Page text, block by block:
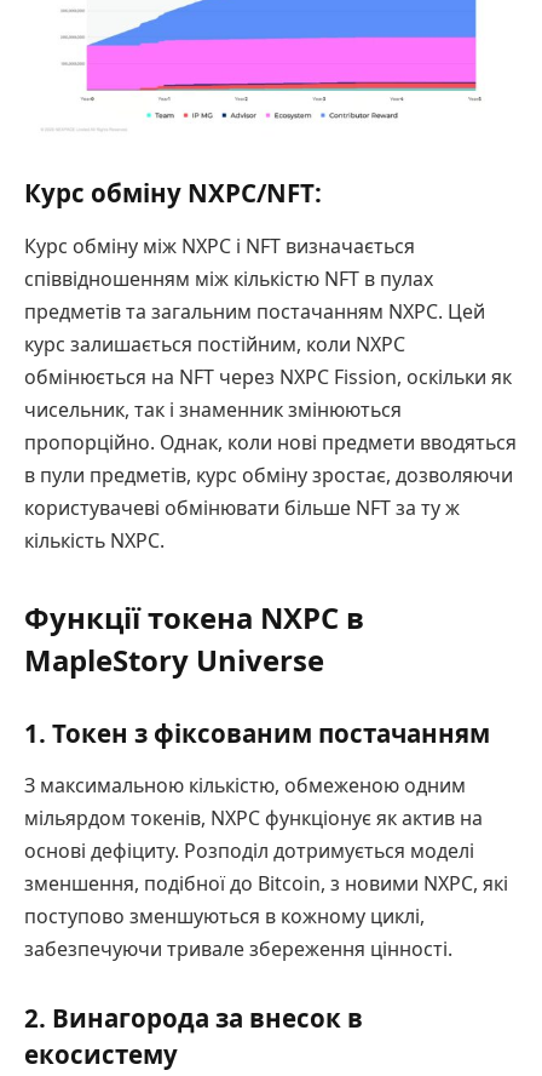
Курс обміну NXPC/NFT:
Курс обміну між NXPC і NFT визначається
співвідношенням між кількістю NFT в пулах
предметів та загальним постачанням NXPC. Цей
курс залишається постійним, коли NXPC
обмінюється на NFT через NXPC Fission, оскільки як
чисельник, так і знаменник змінюються
пропорційно. Однак, коли нові предмети вводяться
в пули предметів, курс обміну зростає, дозволяючи
користувачеві обмінювати більше NFT за ту ж
кількість NXPC.
Функції токена NXPC в
MapleStory Universe
1. Токен з фіксованим постачанням
З максимальною кількістю, обмеженою одним
мільярдом токенів, NXPC функціонує як актив на
основі дефіциту. Розподіл дотримується моделі
зменшення, подібної до Bitcoin, з новими NXPC, які
поступово зменшуються в кожному циклі,
забезпечуючи тривале збереження цінності.
2. Винагорода за внесок в
екосистему